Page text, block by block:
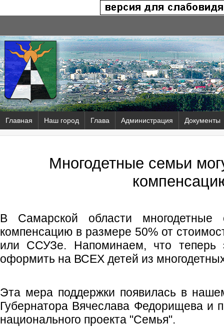
Главная Наш город Глава Администрация Документы
Многодетные семьи
В Самарской области многодетные
компенсацию в размере 50% от
или ССУЗе. Напоминаем, что теперь
оформить на ВСЕХ детей из
Эта мера поддержки появилась в
Губернатора Вячеслава Федорищева и
национального проекта "Семья".